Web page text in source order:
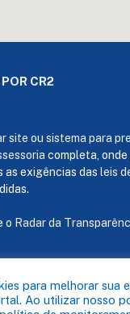
CR2
site ou sistema para
completa,
exigências das leis
o Radar da
reservados a Câmara
para melhorar sua
Ao utilizar nosso